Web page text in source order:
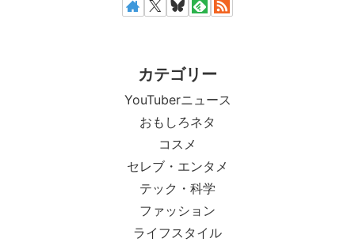
カテゴリー
YouTuberニュース
おもしろネタ
コスメ
セレブ・エンタメ
テック・科学
ファッション
ライフスタイル